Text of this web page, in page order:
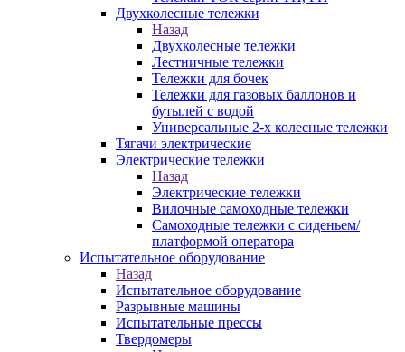
Двухколесные тележки
Назад
Двухколесные тележки
Лестничные тележки
Тележки для бочек
Тележки для газовых баллонов и
бутылей с водой
Универсальные 2-х колесные тележки
Тягачи электрические
Электрические тележки
Назад
Электрические тележки
Вилочные самоходные тележки
Самоходные тележки с сиденьем/
платформой оператора
Испытательное оборудование
Назад
Испытательное оборудование
Разрывные машины
Испытательные прессы
Твердомеры